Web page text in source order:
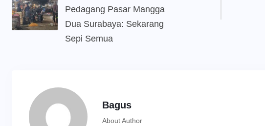
Pedagang Pasar Mangga
Dua Surabaya: Sekarang
Sepi Semua
Bagus
About Author